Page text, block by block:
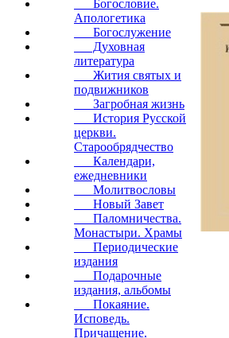
Богословие.
Апологетика
Богослужение
Духовная
литература
Жития святых и
подвижников
Загробная жизнь
История Русской
церкви.
Старообрядчество
Календари,
ежедневники
Молитвословы
Новый Завет
Паломничества.
Монастыри. Храмы
Периодические
издания
Подарочные
издания, альбомы
Покаяние.
Исповедь.
Причащение.